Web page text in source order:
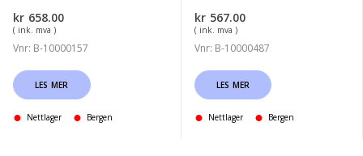
B02
/
B01-
/
kr 658.00
( ink. mva )
Vnr: B-10000157
LES MER
Nettlager Bergen
kr 567.00
( ink. mva )
Vnr: B-10000487
LES MER
Nettlager Bergen